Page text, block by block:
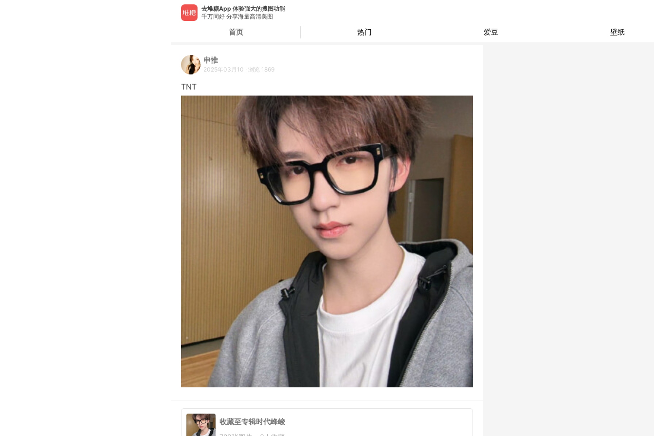
去堆糖App 体验强大的搜图功能
千万同好 分享海量高清美图
首页 热门 爱豆 壁纸
申惟
2025年03月10 · 浏览 1869
TNT
收藏至专辑时代峰峻